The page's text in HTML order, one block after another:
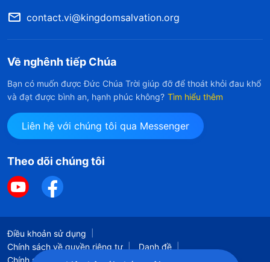
contact.vi@kingdomsalvation.org
Về nghênh tiếp Chúa
Bạn có muốn được Đức Chúa Trời giúp đỡ để thoát khỏi đau khổ
và đạt được bình an, hạnh phúc không? Tìm hiểu thêm
Liên hệ với chúng tôi qua Messenger
Theo dõi chúng tôi
Điều khoản sử dụng
Chính sách về quyền riêng tư
Danh đề
Chính sách cookie